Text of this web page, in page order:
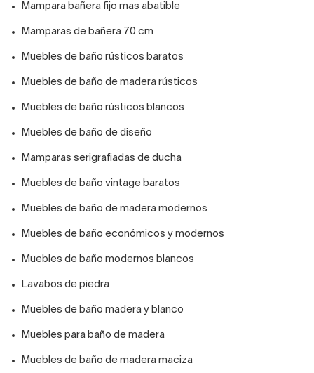
Mampara bañera fijo mas abatible
Mamparas de bañera 70 cm
Muebles de baño rústicos baratos
Muebles de baño de madera rústicos
Muebles de baño rústicos blancos
Muebles de baño de diseño
Mamparas serigrafiadas de ducha
Muebles de baño vintage baratos
Muebles de baño de madera modernos
Muebles de baño económicos y modernos
Muebles de baño modernos blancos
Lavabos de piedra
Muebles de baño madera y blanco
Muebles para baño de madera
Muebles de baño de madera maciza